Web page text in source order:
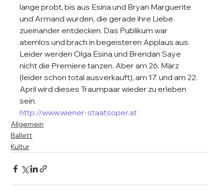
lange probt, bis aus Esina und Bryan Marguerite
und Armand wurden, die gerade ihre Liebe
zueinander entdecken. Das Publikum war
atemlos und brach in begeisteren Applaus aus.
Leider werden Olga Esina und Brendan Saye
nicht die Premiere tanzen. Aber am 26. März
(leider schon total ausverkauft), am 17. und am 22.
April wird dieses Traumpaar wieder zu erleben
sein.
http://www.wiener-staatsoper.at
Allgemein
Ballett
Kultur